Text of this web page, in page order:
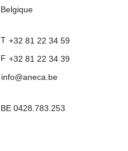
Belgique
T +32 81 22 34 59
F +32 81 22 34 39
info@aneca.be
BE 0428.783.253